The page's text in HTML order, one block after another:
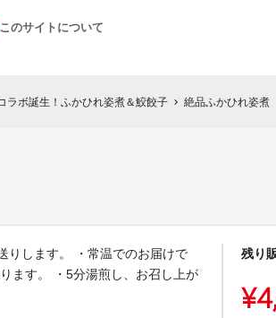
このサイトについて
ラボ誕生！ふかひれ姿煮＆鮫餃子 chevron_right 絶品ふかひれ姿
りします。 ・常温でのお届けで
ます。 ・5分湯煎し、お召し上が
残り